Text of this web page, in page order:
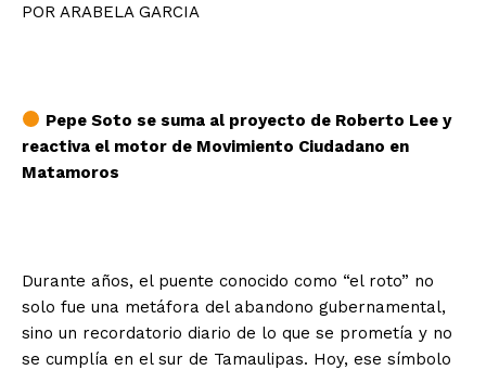
POR ARABELA GARCIA
Pepe Soto se suma al proyecto de Roberto Lee y
reactiva el motor de Movimiento Ciudadano en
Matamoros
Durante años, el puente conocido como “el roto” no
solo fue una metáfora del abandono gubernamental,
sino un recordatorio diario de lo que se prometía y no
se cumplía en el sur de Tamaulipas. Hoy, ese símbolo